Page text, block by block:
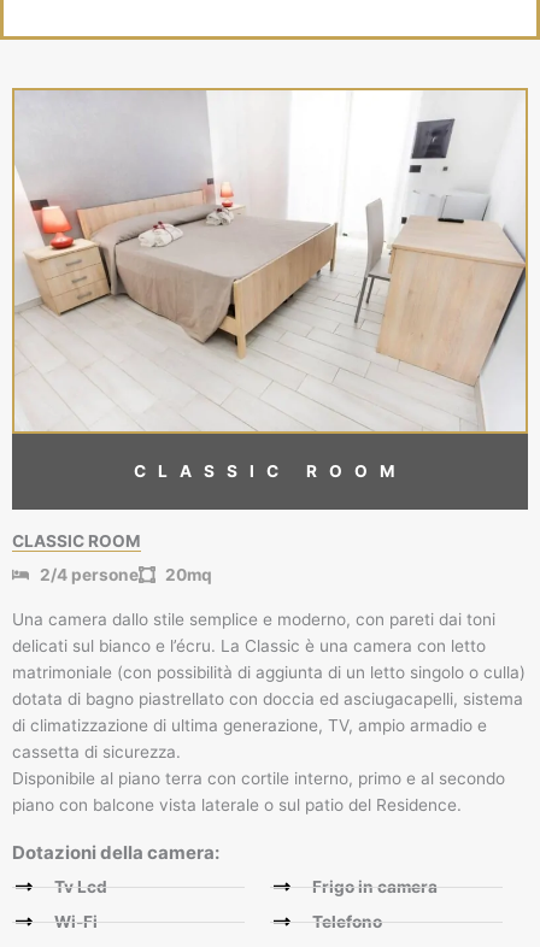
CLASSIC ROOM
2/4 persone
20mq
Una camera dallo stile semplice e moderno, con pareti dai toni
delicati sul bianco e l’écru. La Classic è una camera con letto
matrimoniale (con possibilità di aggiunta di un letto singolo o culla)
dotata di bagno piastrellato con doccia ed asciugacapelli, sistema
di climatizzazione di ultima generazione, TV, ampio armadio e
cassetta di sicurezza.
Disponibile al piano terra con cortile interno, primo e al secondo
piano con balcone vista laterale o sul patio del Residence.
Dotazioni della camera:
Tv Lcd
Wi-Fi
Frigo in camera
Telefono
CLASSIC ROOM